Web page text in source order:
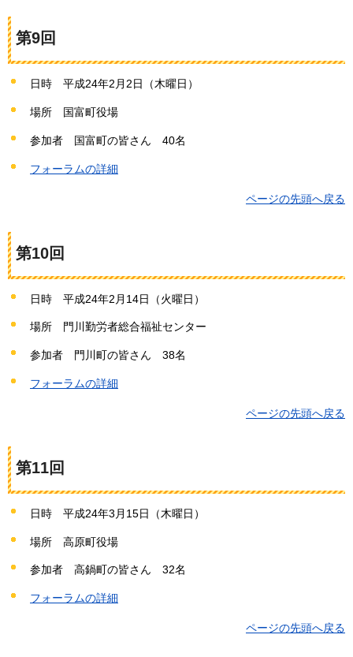
第9回
日時 平成24年2月2日（木曜日）
場所 国富町役場
参加者 国富町の皆さん 40名
フォーラムの詳細
ページの先頭へ戻る
第10回
日時 平成24年2月14日（火曜日）
場所 門川 勤労者総合福祉センター
参加者 門川町の皆さん 38名
フォーラムの詳細
ページの先頭へ戻る
第11回
日時 平成24年3 月15日（木曜日）
場所 高原町役場
参加者 高鍋町の皆さん 32名
フォーラムの詳細
ページの先頭へ戻る